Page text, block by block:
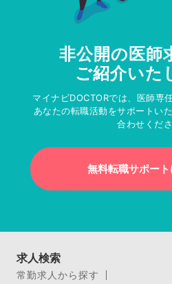
非公開の医師
ご紹介いた
マイナビDOCTORでは、医師専
あなたの転職活動をサポートい
合わせくださ
無料転職サポー
求人検索
常勤求人から探す